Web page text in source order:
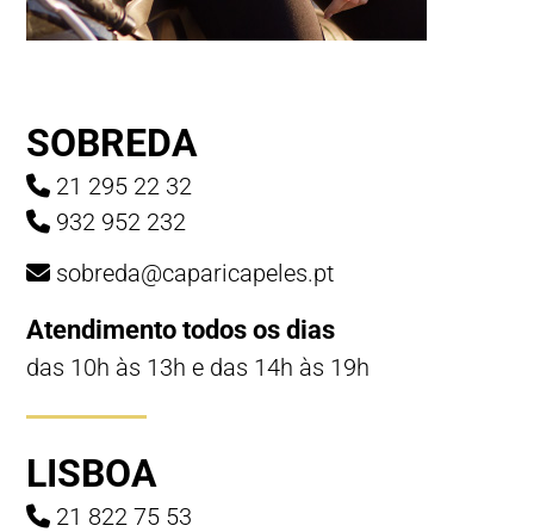
SOBREDA
21 295 22 32
932 952 232
sobreda@caparicapeles.pt
Atendimento todos os dias
das 10h às 13h e das 14h às 19h
LISBOA
21 822 75 53